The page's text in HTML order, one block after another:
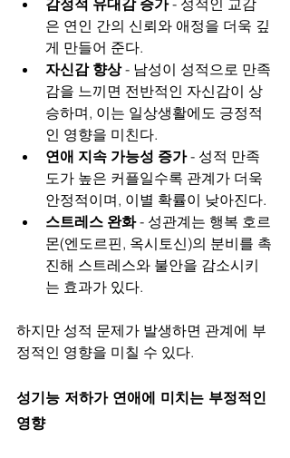
은 연인 간의 신뢰와 애정을 더욱 깊
게 만들어 준다.
자신감 향상 - 남성이 성적으로 만족
감을 느끼면 전반적인 자신감이 상
승하며, 이는 일상생활에도 긍정적
인 영향을 미친다.
연애 지속 가능성 증가 - 성적 만족
도가 높은 커플일수록 관계가 더욱
안정적이며, 이별 확률이 낮아진다.
스트레스 완화 - 성관계는 행복 호르
몬(엔도르핀, 옥시토신)의 분비를 촉
진해 스트레스와 불안을 감소시키
는 효과가 있다.
하지만 성적 문제가 발생하면 관계에 부
정적인 영향을 미칠 수 있다.
성기능 저하가 연애에 미치는 부정적인
영향